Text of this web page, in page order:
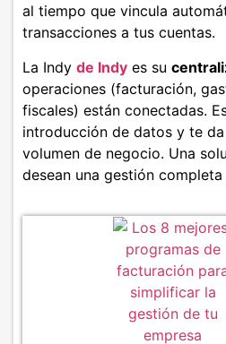
al tiempo que vincula
transacciones a tus cuentas.
La Indy de Indy es su
operaciones (facturación,
fiscales) están conectadas.
introducción de datos y te da
volumen de negocio. Una
desean una gestión completa